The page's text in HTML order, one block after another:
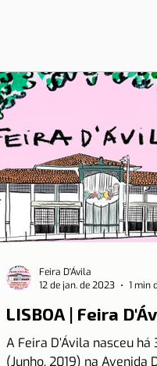
LISBOA | Feira
A Feira D’Ávila nasceu há
(Junho, 2019) na Avenida
Feira D'Ávila
12 de jan. de 2023
1 min